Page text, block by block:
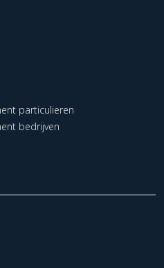
particulieren
bedrijven